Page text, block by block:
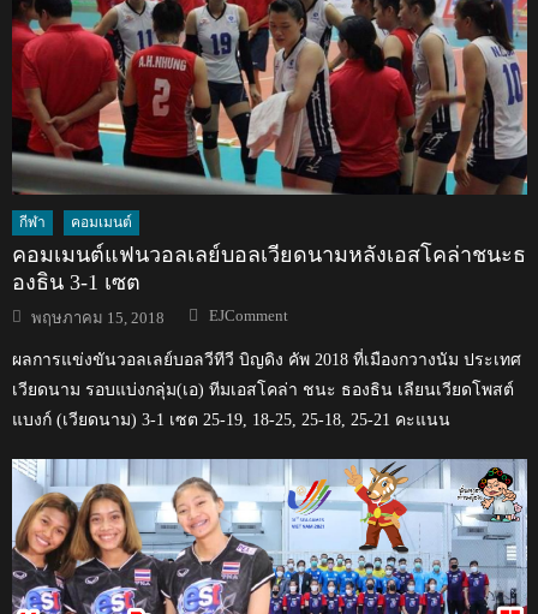
กีฬา คอมเมนต์
คอมเมนต์แฟนวอลเลย์บอลเวียดนามหลังเอสโคล่าชนะธ
องธิน 3-1 เซต
Posted
on
พฤษภาคม 15, 2018 Author
EJComment
ผลการแข่งขันวอลเลย์บอลวีทีวี บิญดิง คัพ 2018 ที่เมืองกวางนัม ประเทศ
เวียดนาม รอบแบ่งกลุ่ม(เอ) ทีมเอสโคล่า ชนะ ธองธิน เลียนเวียดโพสต์
แบงก์ (เวียดนาม) 3-1 เซต 25-19, 18-25, 25-18, 25-21 คะแนน